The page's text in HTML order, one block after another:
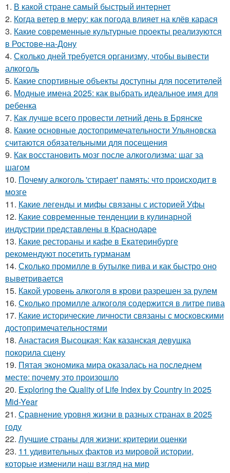
1. В какой стране самый быстрый интернет
2. Когда ветер в меру: как погода влияет на клёв карася
3. Какие современные культурные проекты реализуются
в Ростове-на-Дону
4. Сколько дней требуется организму, чтобы вывести
алкоголь
5. Какие спортивные объекты доступны для посетителей
6. Модные имена 2025: как выбрать идеальное имя для
ребенка
7. Как лучше всего провести летний день в Брянске
8. Какие основные достопримечательности Ульяновска
считаются обязательными для посещения
9. Как восстановить мозг после алкоголизма: шаг за
шагом
10. Почему алкоголь 'стирает' память: что происходит в
мозге
11. Какие легенды и мифы связаны с историей Уфы
12. Какие современные тенденции в кулинарной
индустрии представлены в Краснодаре
13. Какие рестораны и кафе в Екатеринбурге
рекомендуют посетить гурманам
14. Сколько промилле в бутылке пива и как быстро оно
выветривается
15. Какой уровень алкоголя в крови разрешен за рулем
16. Сколько промилле алкоголя содержится в литре пива
17. Какие исторические личности связаны с московскими
достопримечательностями
18. Анастасия Высоцкая: Как казанская девушка
покорила сцену
19. Пятая экономика мира оказалась на последнем
месте: почему это произошло
20. Exploring the Quality of Life Index by Country in 2025
Mid-Year
21. Сравнение уровня жизни в разных странах в 2025
году
22. Лучшие страны для жизни: критерии оценки
23. 11 удивительных фактов из мировой истории,
которые изменили наш взгляд на мир